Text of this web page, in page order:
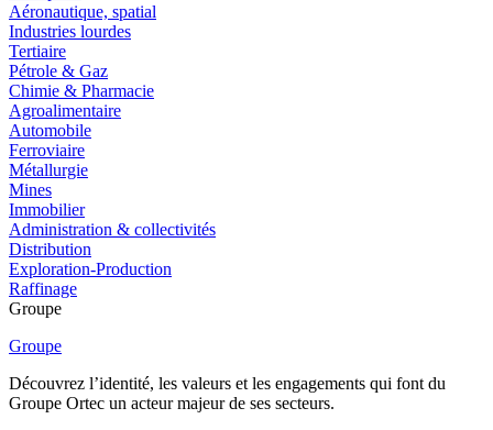
Aéronautique, spatial
Industries lourdes
Tertiaire
Pétrole & Gaz
Chimie & Pharmacie
Agroalimentaire
Automobile
Ferroviaire
Métallurgie
Mines
Immobilier
Administration & collectivités
Distribution
Exploration-Production
Raffinage
Groupe
Groupe
Découvrez l’identité, les valeurs et les engagements qui font du
Groupe Ortec un acteur majeur de ses secteurs.